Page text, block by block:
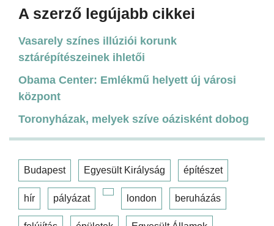
A szerző legújabb cikkei
Vasarely színes illúziói korunk
sztárépítészeinek ihletői
Obama Center: Emlékmű helyett új városi
központ
Toronyházak, melyek szíve oázisként dobog
Budapest Egyesült Királyság építészet
hír pályázat london beruházás